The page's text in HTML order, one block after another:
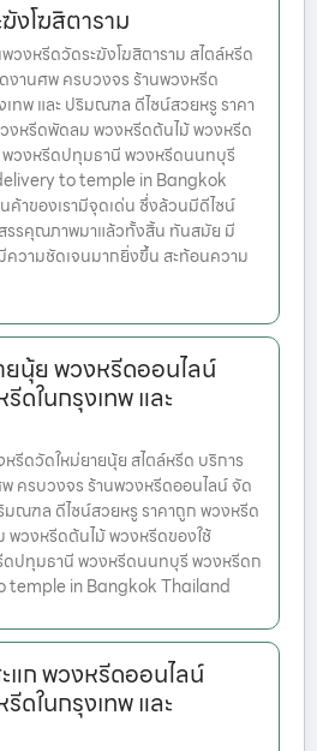
งโฆสิตาราม
งหรีดวัดระฆังโฆสิตาราม สไตล์หรีด
งานศพ ครบวงจร ร้านพวงหรีด
ทพ และ ปริมณฑล ดีไซน์สวยหรู ราคา
งหรีดพัดลม พวงหรีดต้นไม้ พวงหรีด
พวงหรีดปทุมธานี พวงหรีดนนทบุรี
to temple in Bangkok
ค้าของเรามีจุดเด่น ซึ่งล้วนมีดีไซน์
รรคุณภาพมาแล้วทั้งสิ้น ทันสมัย มี
ความชัดเจนมากยิ่งขึ้น สะท้อนความ
นุ้ย พวงหรีดออนไลน์
ดในกรุงเทพ และ
ดวัดใหม่ยายนุ้ย สไตล์หรีด บริการ
ครบวงจร ร้านพวงหรีดออนไลน์ จัด
มณฑล ดีไซน์สวยหรู ราคาถูก พวงหรีด
วงหรีดต้นไม้ พวงหรีดของใช้
ดปทุมธานี พวงหรีดนนทบุรี พวงหรีดก
temple in Bangkok Thailand
ก พวงหรีดออนไลน์
ดในกรุงเทพ และ